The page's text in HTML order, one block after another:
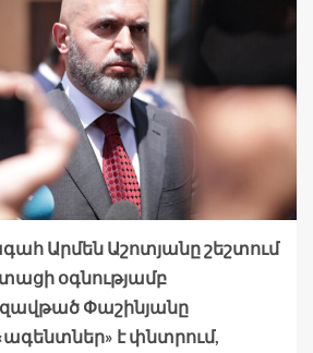
Արմեն Աշոտյանը շեշտում
օգնությամբ
զավթած Փաշինյանը
է փնտրում,